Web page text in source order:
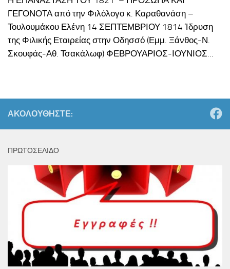
ΓΕΓΟΝΟΤΑ από την Φιλόλογο κ. Καραθανάση –
Τουλουμάκου Ελένη 14 ΣΕΠΤΕΜΒΡΙΟΥ 1814 Ίδρυση
της Φιλικής Εταιρείας στην Οδησσό (Εμμ. Ξάνθος-Ν.
Σκουφάς-Αθ. Τσακάλωφ) ΦΕΒΡΟΥΑΡΙΟΣ-ΙΟΥΝΙΟΣ...
ΑΚΟΛΟΥΘΉΣΤΕ:
ΠΡΩΤΟΣΕΛΙΔΟ